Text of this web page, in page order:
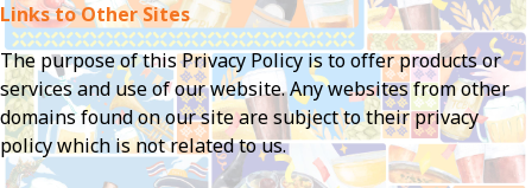
Links to Other Sites
The purpose of this Privacy Policy is to offer products or
services and use of our website. Any websites from other
domains found on our site are subject to their privacy
policy which is not related to us.